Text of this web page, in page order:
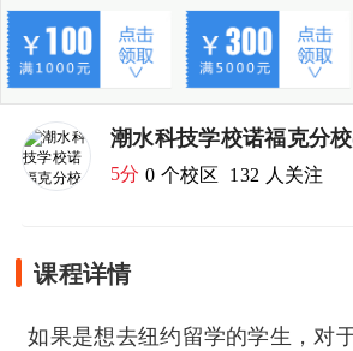
潮水科技学校诺福克分
5分 0 个校区 132 人关注
课程详情
如果是想去纽约留学的学生，对